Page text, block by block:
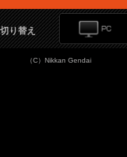
り替え
（C）Nikkan Gendai